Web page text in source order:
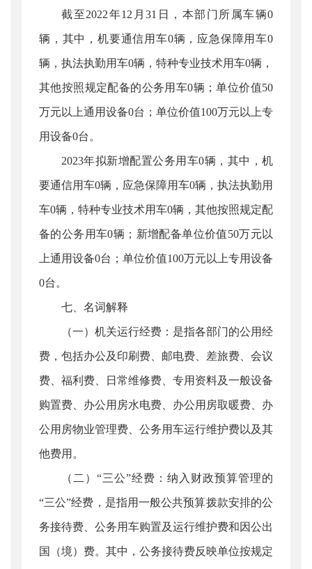
截至2022年12月31日，本部门所属车辆0
辆，其中，机要通信用车0辆，应急保障用车0
辆，执法执勤用车0辆，特种专业技术用车0辆，
其他按照规定配备的公务用车0辆；单位价值50
万元以上通用设备0台；单位价值100万元以上专
用设备0台。
2023年拟新增配置公务用车0辆，其中，机
要通信用车0辆，应急保障用车0辆，执法执勤用
车0辆，特种专业技术用车0辆，其他按照规定配
备的公务用车0辆；新增配备单位价值50万元以
上通用设备0台；单位价值100万元以上专用设备
0台。
七、名词解释
（一）机关运行经费：是指各部门的公用经
费，包括办公及印刷费、邮电费、差旅费、会议
费、福利费、日常维修费、专用资料及一般设备
购置费、办公用房水电费、办公用房取暖费、办
公用房物业管理费、公务用车运行维护费以及其
他费用。
（二）“三公”经费：纳入财政预算管理的
“三公”经费，是指用一般公共预算拨款安排的公
务接待费、公务用车购置及运行维护费和因公出
国（境）费。其中，公务接待费反映单位按规定